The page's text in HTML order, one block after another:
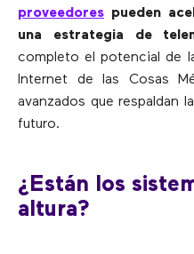
proveedores pueden
una estrategia de
completo el potencial de
Internet de las Cosas
avanzados que respaldan
futuro.
¿Están los
altura?